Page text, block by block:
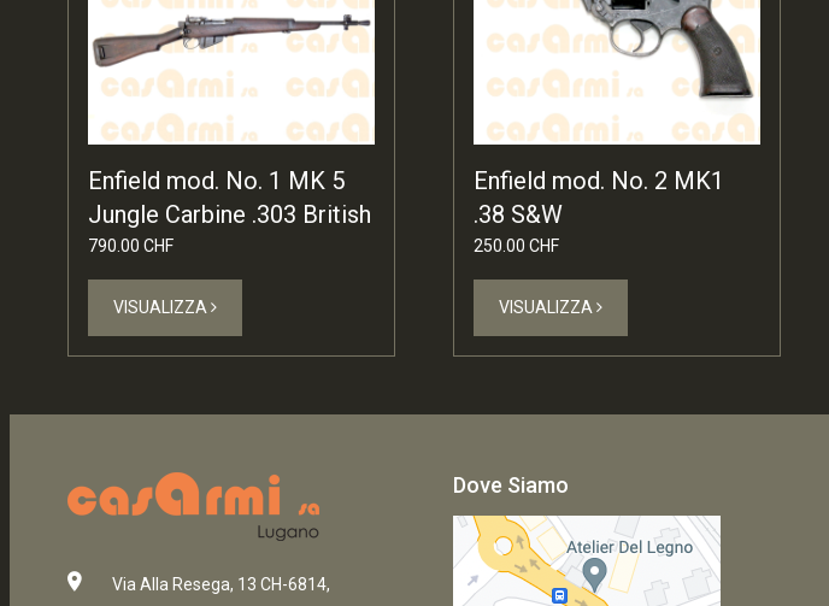
Enfield mod. No. 1 MK 5
Jungle Carbine .303 British
790.00 CHF
VISUALIZZA
Enfield mod. No. 2 MK1
.38 S&W
250.00 CHF
VISUALIZZA
Via Alla Resega, 13 CH-6814,
Dove Siamo